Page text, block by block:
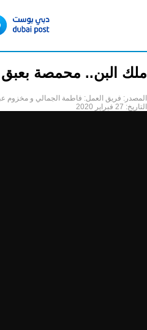
ملك البن.. محمصة
المصدر: فريق العمل: فاطمة الجمالي و مخزوم
التاريخ: 27 فبراير 2020